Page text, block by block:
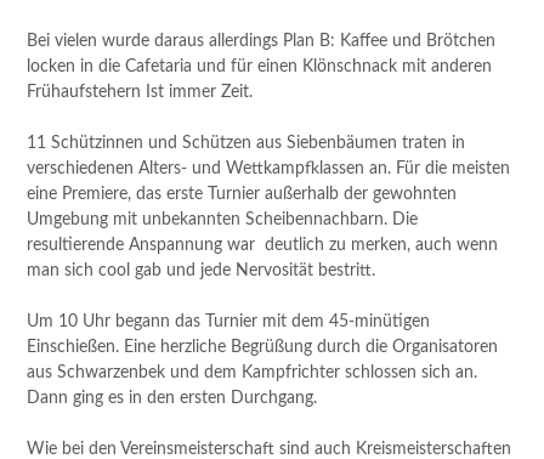
Bei vielen wurde daraus allerdings Plan B: Kaffee und Brötchen
locken in die Cafetaria und für einen Klönschnack mit anderen
Frühaufstehern Ist immer Zeit.
11 Schützinnen und Schützen aus Siebenbäumen traten in
verschiedenen Alters- und Wettkampfklassen an. Für die meisten
eine Premiere, das erste Turnier außerhalb der gewohnten
Umgebung mit unbekannten Scheibennachbarn. Die
resultierende Anspannung war deutlich zu merken, auch wenn
man sich cool gab und jede Nervosität bestritt.
Um 10 Uhr begann das Turnier mit dem 45-minütigen
Einschießen. Eine herzliche Begrüßung durch die Organisatoren
aus Schwarzenbek und dem Kampfrichter schlossen sich an.
Dann ging es in den ersten Durchgang.
Wie bei den Vereinsmeisterschaft sind auch Kreismeisterschaften